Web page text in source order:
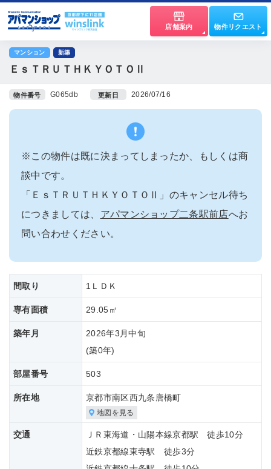
店舗案内 物件リクエスト
マンション 新築
ＥｓＴＲＵＴＨＫＹＯＴＯⅡ
物件番号 G065db 更新日 2026/07/16
※この物件は既に決まってしまったか、もしくは商
談中です。
「ＥｓＴＲＵＴＨＫＹＯＴＯⅡ」のキャンセル待ち
につきましては、 アパマンショップ二条駅前店へお
問い合わせください。
間取り 1ＬＤＫ
専有面積 29.05㎡
築年月
2026年3月中旬
(築0年)
部屋番号 503
所在地 京都市南区西九条唐橋町
地図を見る
交通
ＪＲ東海道・山陽本線京都駅 徒歩10分
近鉄京都線東寺駅 徒歩3分